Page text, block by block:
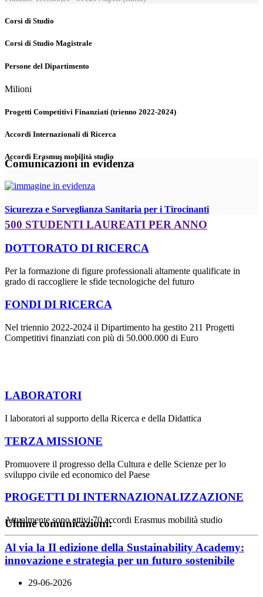
Corsi di Studio
Corsi di Studio Magistrale
Persone del Dipartimento
Milioni
Progetti Competitivi Finanziati (trienno 2022-2024)
Accordi Internazionali di Ricerca
Accordi Erasmus mobilità studio
Comunicazioni in evidenza
Sicurezza e Sorveglianza Sanitaria per i Tirocinanti
500 STUDENTI LAUREATI PER ANNO
DOTTORATO DI RICERCA
Per la formazione di figure professionali altamente qualificate in
grado di raccogliere le sfide tecnologiche del futuro
FONDI DI RICERCA
Nel triennio 2022-2024 il Dipartimento ha gestito 211 Progetti
Competitivi finanziati con più di 50.000.000 di Euro
LABORATORI
I laboratori al supporto della Ricerca e della Didattica
TERZA MISSIONE
Promuovere il progresso della Cultura e delle Scienze per lo
sviluppo civile ed economico del Paese
PROGETTI DI INTERNAZIONALIZZAZIONE
Attualmente sono attivi 70 accordi Erasmus mobilità studio
Ultime comunicazioni:
Al via la II edizione della Sustainability Academy:
innovazione e strategia per un futuro sostenibile
29-06-2026